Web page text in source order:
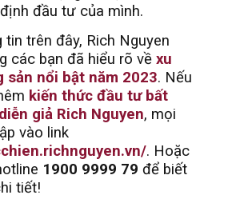
đầu tư của mình.
trên đây, Rich Nguyen
các bạn đã hiểu rõ về xu
sản nổi bật năm 2023. Nếu
kiến thức đầu tư bất
diễn giả Rich Nguyen, mọi
vào link
. Hoặc
1900 9999 79 để biết
tiết!